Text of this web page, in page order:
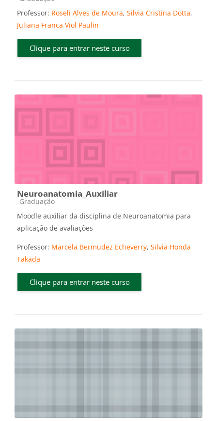
Professor: Roseli Alves de Moura, Silvia Cristina Dotta,
Juliana Franca Viol Paulin
Clique para entrar neste curso
Neuroanatomia_Auxiliar
Categoria do curso
Graduação
Moodle auxiliar da disciplina de Neuroanatomia para
aplicação de avaliações
Professor: Marcela Bermudez Echeverry, Silvia Honda
Takada
Clique para entrar neste curso